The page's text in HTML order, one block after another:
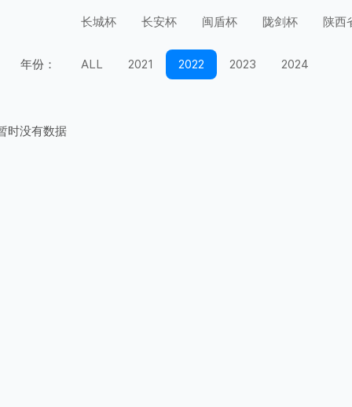
长城杯
长安杯 闽盾杯 陇剑杯 陕西
年份： ALL 2021 2022 2023 2024
时没有数据